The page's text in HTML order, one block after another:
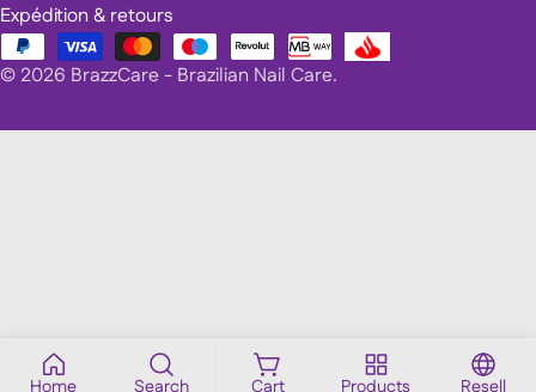
© 2026 BrazzCare - Brazilian Nail Care.
Expédition & retours
Méthodes
de
Home Search Cart Products Resell